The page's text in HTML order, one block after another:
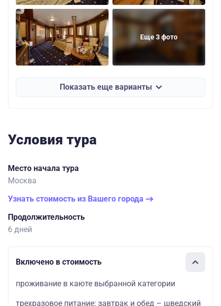
Еще 3 фото
Показать еще варианты
Условия тура
Место начала тура
Москва
Узнать стоимость из Вашего города
Продолжительность
6 дней
Включено в стоимость
проживание в каюте выбранной категории
трехразовое питание: завтрак и обед – шведский